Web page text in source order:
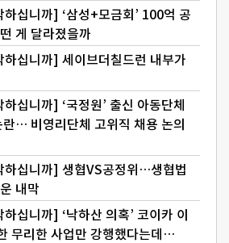
십니까] ‘삼성+모금회’ 100억 공
게 달라졌을까
하십니까] 세이브더칠드런 내부가
십니까] ‘국정원’ 출신 아동단체
란… 비영리단체 고위직 채용 논의
하십니까] 생협VS공정위…생협법
내막
십니까] ‘낙하산 의혹’ 코이카 이
무리한 사업만 강행했다는데…